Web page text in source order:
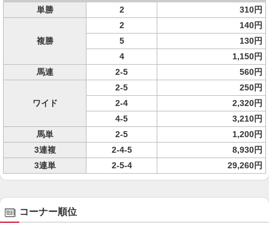
単勝 2 310円
複勝
2
140円
5
130円
4
1,150円
馬連
2-5 560円
ワイド
2-5
250円
2-4
2,320円
4-5
3,210円
馬単
2-5
1,200円
3連複
2-4-5
8,930円
3連単
2-5-4 29,260円
コーナー順位